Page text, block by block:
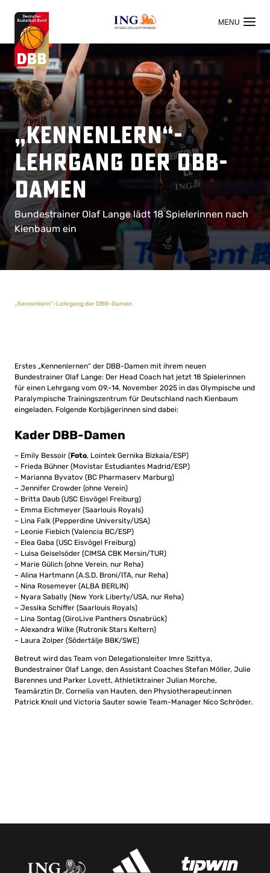
OFFIZIELLER HAUPTSPONSOR
„Kennenlern“-
Lehrgang der DBB-
Damen
Bundestrainer Olaf Lange lädt 18 Spielerinnen nach
Kienbaum ein
„Kennenlern“-Lehrgang der DBB-Damen
Erstes „Kennenlernen“ der DBB-Damen mit ihrem neuen
Bundestrainer Olaf Lange: Der Head Coach hat jetzt 18 Spielerinnen
für einen Lehrgang vom 09.-14. November 2025 in das Olympische und
Paralympische Trainingszentrum für Deutschland nach Kienbaum
eingeladen. Folgende Korbjägerinnen sind dabei:
Kader DBB-Damen
– Emily Bessoir (Foto, Lointek Gernika Bizkaia/ESP)
– Frieda Bühner (Movistar Estudiantes Madrid/ESP)
– Marianna Byvatov (BC Pharmaserv Marburg)
– Jennifer Crowder (ohne Verein)
– Britta Daub (USC Eisvögel Freiburg)
– Emma Eichmeyer (Saarlouis Royals)
– Lina Falk (Pepperdine University/USA)
– Leonie Fiebich (Valencia BC/ESP)
– Elea Gaba (USC Eisvögel Freiburg)
– Luisa Geiselsöder (CIMSA CBK Mersin/TUR)
– Marie Gülich (ohne Verein, nur Reha)
– Alina Hartmann (A.S.D. Broni/ITA, nur Reha)
– Nina Rosemeyer (ALBA BERLIN)
– Nyara Sabally (New York Liberty/USA, nur Reha)
– Jessika Schiffer (Saarlouis Royals)
– Lina Sontag (GiroLive Panthers Osnabrück)
– Alexandra Wilke (Rutronik Stars Keltern)
– Laura Zolper (Södertälje BBK/SWE)
Betreut wird das Team von Delegationsleiter Imre Szittya,
Bundestrainer Olaf Lange, den Assistant Coaches Stefan Möller, Julie
Barennes und Parker Lovett, Athletiktrainer Julian Morche,
Teamärztin Dr. Cornelia van Hauten, den Physiotherapeut:innen
Patrick Knoll und Victoria Sauter sowie Team-Manager Nico Schröder.